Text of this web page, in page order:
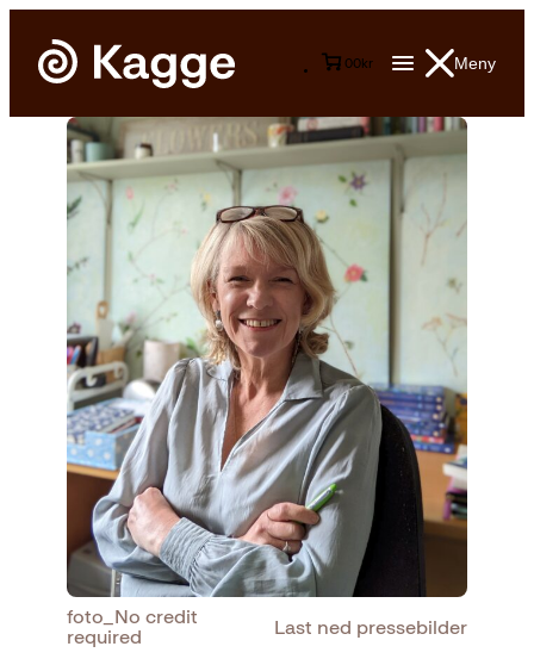
Meny
00kr
foto_No credit
required
Last ned pressebilder